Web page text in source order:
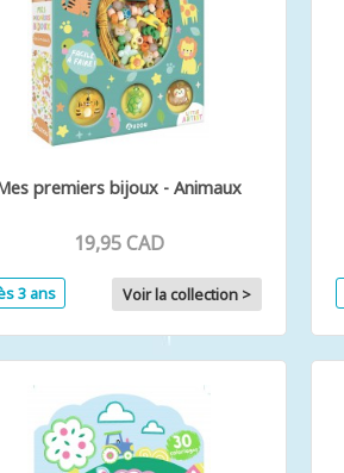
premiers bijoux - Animaux
19,95 CAD
3 ans Voir la collection >